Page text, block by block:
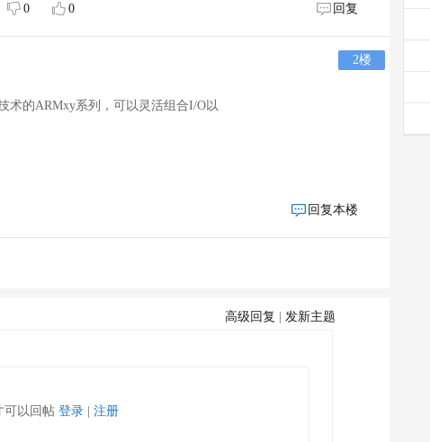
0
0 回复
术的ARMxy系列，可以灵活组合I/O以
2楼
回复本楼
高级回复 发新主题
可以回帖 登录| 注册